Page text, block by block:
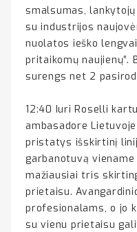
smalsumas,
su industrijos
nuolatos ieško
pritaikomų naujienų”.
surengs net 2
12:40 Iuri Roselli
ambasadore
pristatys išskirtinį
garbanotuvą viename
mažiausiai tris
prietaisu.
profesionalams, o jo
su vienu prietaisu